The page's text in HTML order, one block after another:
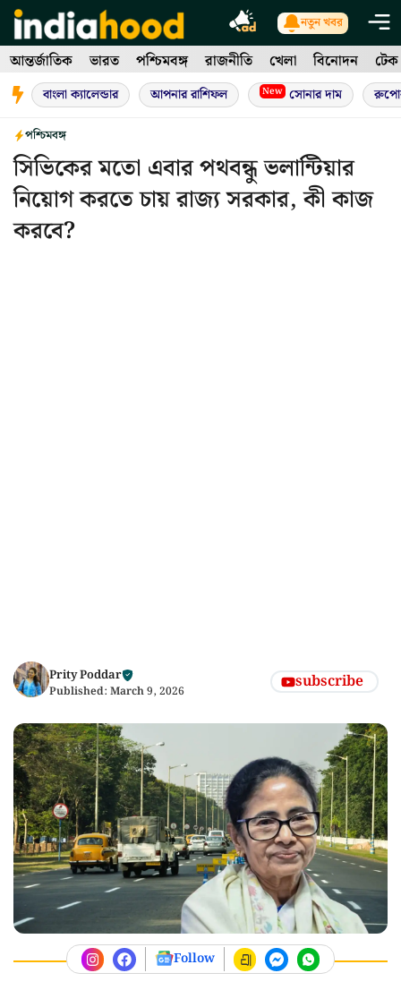
Skip
to
content
নতুন খবর
আন্তর্জাতিক ভারত পশ্চিমবঙ্গ রাজনীতি খেলা বিনোদন টেক
বাংলা ক্যালেন্ডার আপনার রাশিফল New সোনার দাম
পশ্চিমবঙ্গ
সিভিকের মতো এবার পথবন্ধু ভলান্টিয়ার
নিয়োগ করতে চায় রাজ্য সরকার, কী কাজ
করবে?
Prity Poddar
Published: March 9, 2026 subscribe
Follow